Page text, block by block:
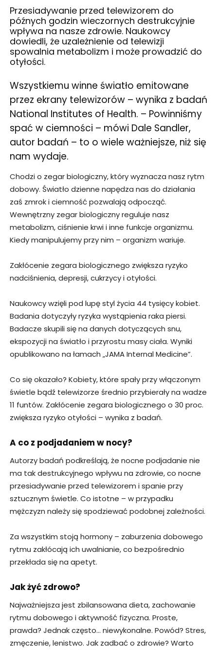
Przesiadywanie przed telewizorem do
późnych godzin wieczornych destrukcyjnie
wpływa na nasze zdrowie. Naukowcy
dowiedli, że uzależnienie od telewizji
spowalnia metabolizm i może prowadzić do
otyłości.
Wszystkiemu winne światło emitowane
przez ekrany telewizorów – wynika z badań
National Institutes of Health. – Powinniśmy
spać w ciemności – mówi Dale Sandler,
autor badań – to o wiele ważniejsze, niż się
nam wydaje.
Chodzi o zegar biologiczny, który wyznacza nasz rytm
dobowy. Światło dzienne napędza nas do działania
zaś zmrok i ciemność pozwalają odpocząć.
Wewnętrzny zegar biologiczny reguluje nasz
metabolizm, ciśnienie krwi i inne funkcje organizmu.
Kiedy manipulujemy przy nim – organizm wariuje.
Zakłócenie zegara biologicznego zwiększa ryzyko
nadciśnienia, depresji, cukrzycy i otyłości.
Naukowcy wzięli pod lupę styl życia 44 tysięcy kobiet.
Badania dotyczyły ryzyka wystąpienia raka piersi.
Badacze skupili się na danych dotyczących snu,
ekspozycji na światło i przyrostu masy ciała. Wyniki
opublikowano na łamach „JAMA Internal Medicine”.
Co się okazało? Kobiety, które spały przy włączonym
świetle bądź telewizorze średnio przybierały na wadze
11 funtów. Zakłócenie zegara biologicznego o 30 proc.
zwiększa ryzyko otyłości – wynika z badań.
A co z podjadaniem w nocy?
Autorzy badań podkreślają, że nocne podjadanie nie
ma tak destrukcyjnego wpływu na zdrowie, co nocne
przesiadywanie przed telewizorem i spanie przy
sztucznym świetle. Co istotne – w przypadku
mężczyzn należy się spodziewać podobnej zależności.
Za wszystkim stoją hormony – zaburzenia dobowego
rytmu zakłócają ich uwalnianie, co bezpośrednio
przekłada się na apetyt.
Jak żyć zdrowo?
Najważniejsza jest zbilansowana dieta, zachowanie
rytmu dobowego i aktywność fizyczna. Proste,
prawda? Jednak często… niewykonalne. Powód? Stres,
zmęczenie, lenistwo. Jak zadbać o zdrowie? Warto